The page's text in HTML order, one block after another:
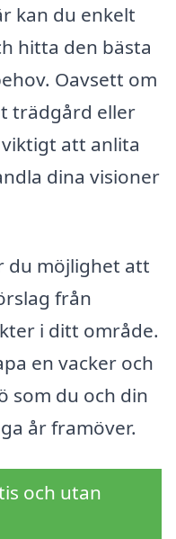
kan du enkelt
hitta den bästa
Oavsett om
trädgård eller
att anlita
dina visioner
du möjlighet att
från
i ditt område.
en vacker och
som du och din
år framöver.
och utan